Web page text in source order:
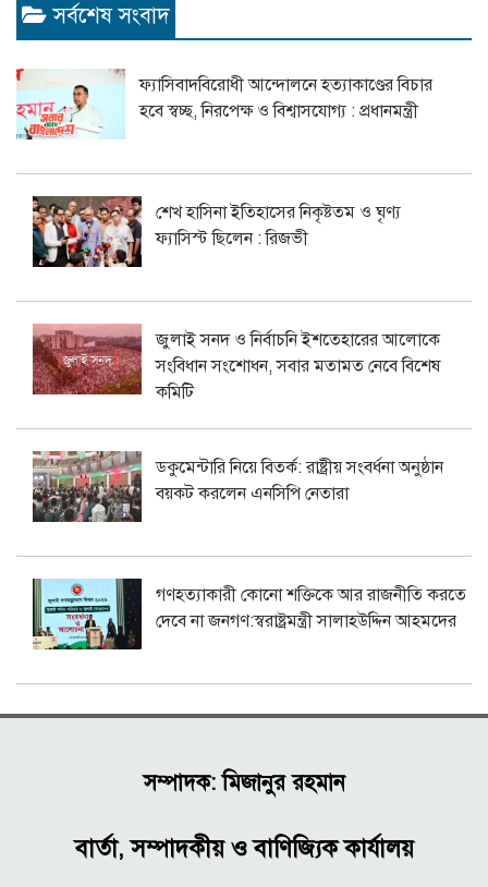
সর্বশেষ সংবাদ
ফ্যাসিবাদবিরোধী আন্দোলনে হত্যাকাণ্ডের বিচার
হবে স্বচ্ছ, নিরপেক্ষ ও বিশ্বাসযোগ্য : প্রধানমন্ত্রী
শেখ হাসিনা ইতিহাসের নিকৃষ্টতম ও ঘৃণ্য
ফ্যাসিস্ট ছিলেন : রিজভী
জুলাই সনদ ও নির্বাচনি ইশতেহারের আলোকে
সংবিধান সংশোধন, সবার মতামত নেবে বিশেষ
কমিটি
ডকুমেন্টারি নিয়ে বিতর্ক: রাষ্ট্রীয় সংবর্ধনা অনুষ্ঠান
বয়কট করলেন এনসিপি নেতারা
গণহত্যাকারী কোনো শক্তিকে আর রাজনীতি করতে
দেবে না জনগণ:স্বরাষ্ট্রমন্ত্রী সালাহউদ্দিন আহমদের
সম্পাদক: মিজানুর রহমান
বার্তা, সম্পাদকীয় ও বাণিজ্যিক কার্যালয়